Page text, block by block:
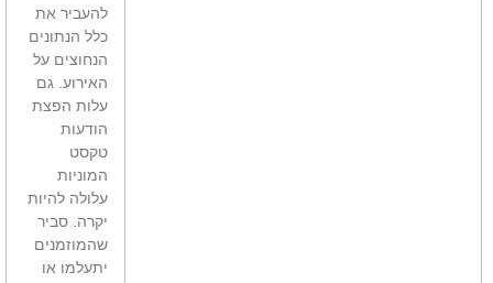
להעביר את
כלל הנתונים
הנחוצים על
האירוע. גם
עלות הפצת
הודעות
טקסט
המוניות
עלולה להיות
יקרה. סביר
שהמוזמנים
יתעלמו או